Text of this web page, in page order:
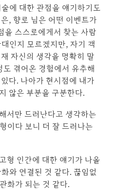
에 대한 관점을 얘기하기도
, 향로 님은 어떤 이벤트가
을 스스로에게서 찾는 사람
인지 모르겠지만, 자기 객
자신의 생각을 명확히 말
겪어온 경험에서 유추해
다. 나아가 현시점에 내가
않은 부분을 구분한다.
서만 드러난다고 생각하는
이다 보니 더 잘 드러나는
형 인간에 대한 얘기가 나올
와 연결된 것 같다. 끊임없
화가 되는 것 같다.